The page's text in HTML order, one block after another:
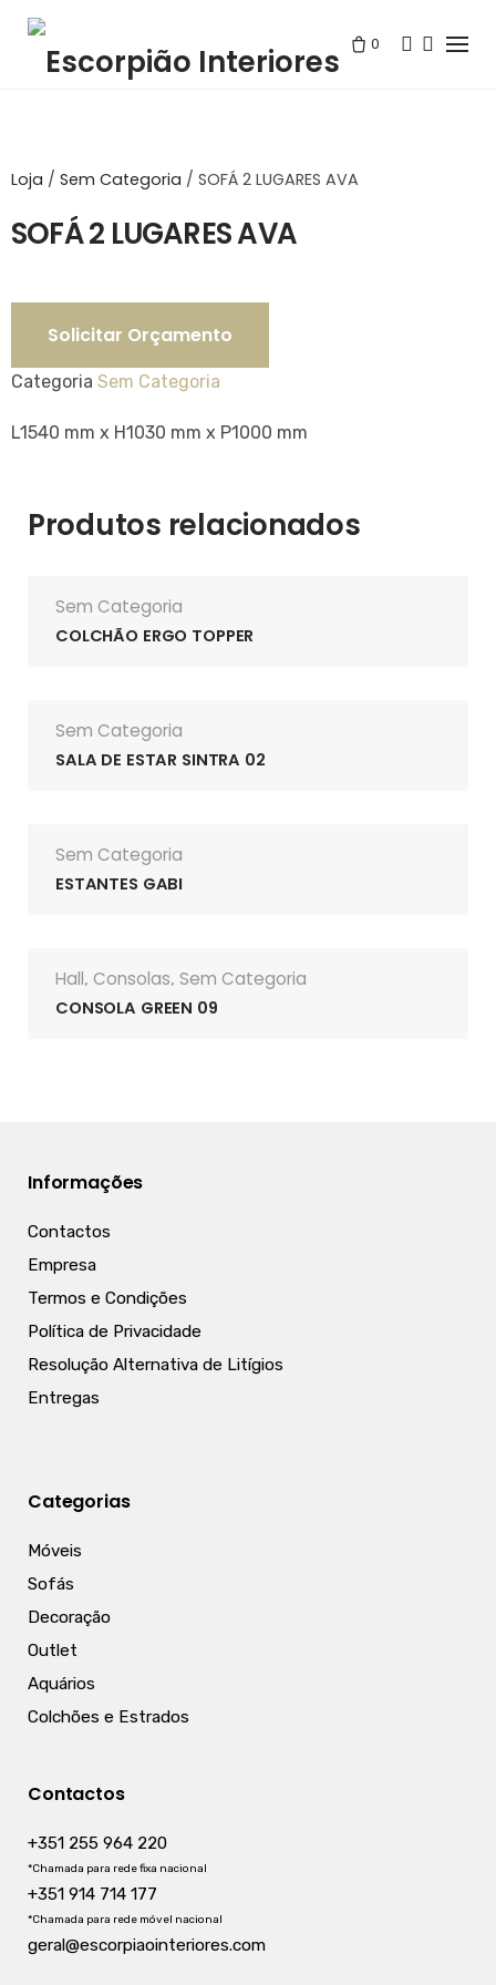
Skip
content
0
Loja / Sem Categoria / SOFÁ 2 LUGARES AVA
SOFÁ 2 LUGARES AVA
Solicitar Orçamento
Categoria Sem Categoria
L1540 mm x H1030 mm x P1000 mm
Produtos relacionados
Sem Categoria
COLCHÃO ERGO TOPPER
Sem Categoria
SALA DE ESTAR SINTRA 02
Sem Categoria
ESTANTES GABI
Hall, Consolas, Sem Categoria
CONSOLA GREEN 09
Informações
Contactos
Empresa
Termos e Condições
Política de Privacidade
Resolução Alternativa de Litígios
Entregas
Categorias
Móveis
Sofás
Decoração
Outlet
Aquários
Colchões e Estrados
Contactos
+351 255 964 220
*Chamada para rede fixa nacional
+351 914 714 177
*Chamada para rede móvel nacional
geral@escorpiaointeriores.com